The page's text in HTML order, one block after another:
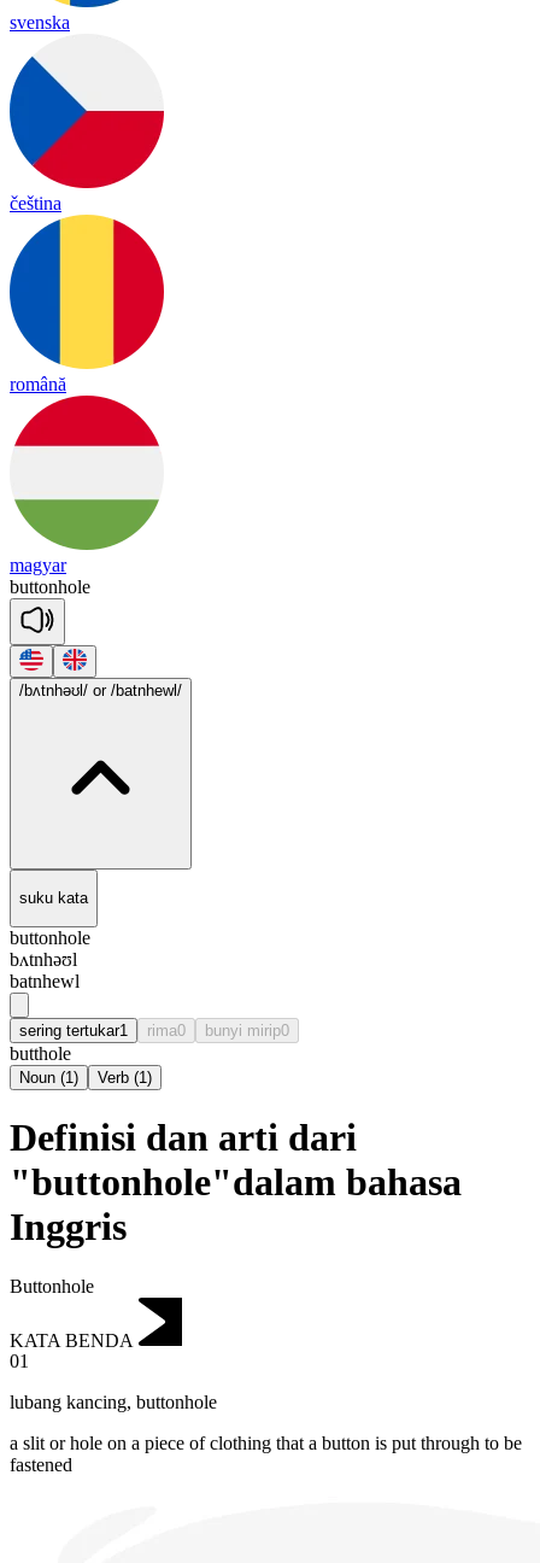
svenska
čeština
română
magyar
buttonhole
/bʌtnhəʊl/ or /batnhewl/
suku kata
buttonhole
bʌtnhəʊl
batnhewl
sering tertukar1 rima0 bunyi mirip0
butthole
Noun (1) Verb (1)
Definisi dan arti dari
"buttonhole"dalam bahasa
Inggris
Buttonhole
KATA BENDA
01
lubang kancing, buttonhole
a slit or hole on a piece of clothing that a button is put through to be
fastened